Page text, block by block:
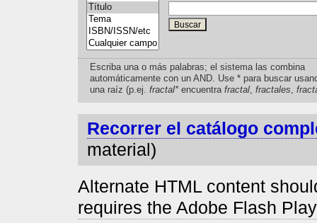
Escriba una o más palabras; el sistema las combina
automáticamente con un AND. Use * para buscar
una raíz (p.ej. fractal*encuentra fractal, fractales
Recorrer el catálogo
material)
Alternate HTML content
requires the Adobe Flash